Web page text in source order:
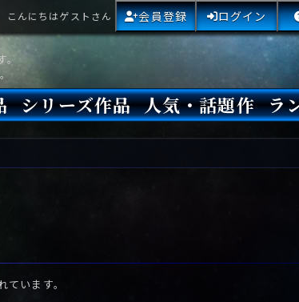
。
こんにちはゲストさん 会員登録 ログイン
年版
)
2026年版
(海外)
年版
外)
10』2025年版
10』(海外)
年版(国内)
年版(海外)
家協会賞
リ大賞
ステリ大賞
賞
賞
テリーがすごい!』大賞
賞(長編賞)
(MWA賞)
ダガー賞(CWA賞)
編賞)
賞
っとみる
シリーズ作品 人気・話題作
本日
3日間
今週
今月
最近閲覧された小説
ラ
国内総合ラン
海外総合ラン
Amazon国内
Amazon海外
国内作品高評
海外作品高評
閲覧回数
オススメ投票
読書した人が
サイトランク
Sランク
Aランク
Bランク
Cランク
Dランク
Eランク
Fランク
います。